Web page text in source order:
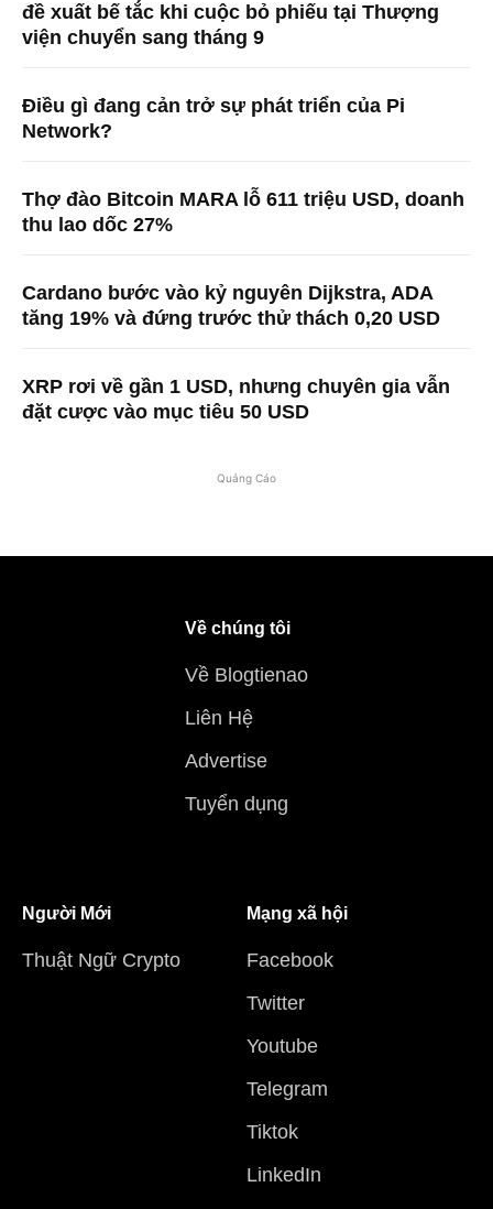
đề xuất bế tắc khi cuộc bỏ phiếu tại Thượng
viện chuyển sang tháng 9
Điều gì đang cản trở sự phát triển của Pi
Network?
Thợ đào Bitcoin MARA lỗ 611 triệu USD, doanh
thu lao dốc 27%
Cardano bước vào kỷ nguyên Dijkstra, ADA
tăng 19% và đứng trước thử thách 0,20 USD
XRP rơi về gần 1 USD, nhưng chuyên gia vẫn
đặt cược vào mục tiêu 50 USD
Quảng Cáo
Về chúng tôi
Về Blogtienao
Liên Hệ
Advertise
Tuyển dụng
Người Mới
Thuật Ngữ Crypto
Mạng xã hội
Facebook
Twitter
Youtube
Telegram
Tiktok
LinkedIn